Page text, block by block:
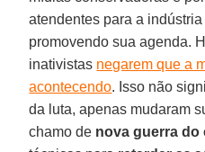
atendentes para a
promovendo sua agenda.
inativistas negarem que a
acontecendo. Isso não
da luta, apenas mudaram
chamo de nova guerra do